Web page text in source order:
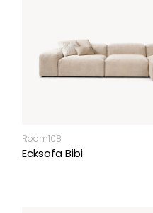
Room108
Ecksofa Bibi